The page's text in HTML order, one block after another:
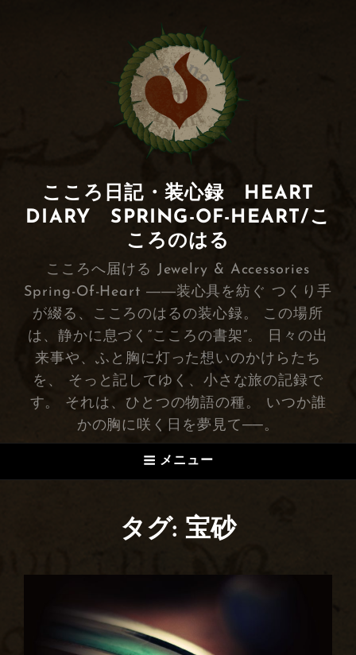
こころ日記・装心録 HEART
DIARY SPRING-OF-HEART/こ
ころのはる
こころへ届ける Jewelry & Accessories
Spring-Of-Heart ――装心具を紡ぐ つくり手
が綴る、こころのはるの装心録。 この場所
は、静かに息づく“こころの書架”。 日々の出
来事や、ふと胸に灯った想いのかけらたち
を、 そっと記してゆく、小さな旅の記録で
す。 それは、ひとつの物語の種。 いつか誰
かの胸に咲く日を夢見て──。
メニュー
タグ: 宝砂